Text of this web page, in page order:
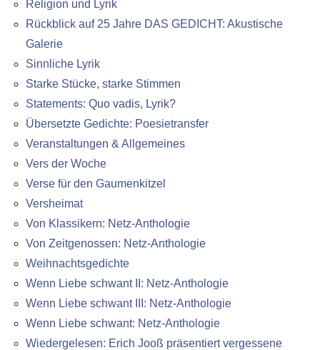
Religion und Lyrik
Rückblick auf 25 Jahre DAS GEDICHT: Akustische
Galerie
Sinnliche Lyrik
Starke Stücke, starke Stimmen
Statements: Quo vadis, Lyrik?
Übersetzte Gedichte: Poesietransfer
Veranstaltungen & Allgemeines
Vers der Woche
Verse für den Gaumenkitzel
Versheimat
Von Klassikern: Netz-Anthologie
Von Zeitgenossen: Netz-Anthologie
Weihnachtsgedichte
Wenn Liebe schwant II: Netz-Anthologie
Wenn Liebe schwant III: Netz-Anthologie
Wenn Liebe schwant: Netz-Anthologie
Wiedergelesen: Erich Jooß präsentiert vergessene